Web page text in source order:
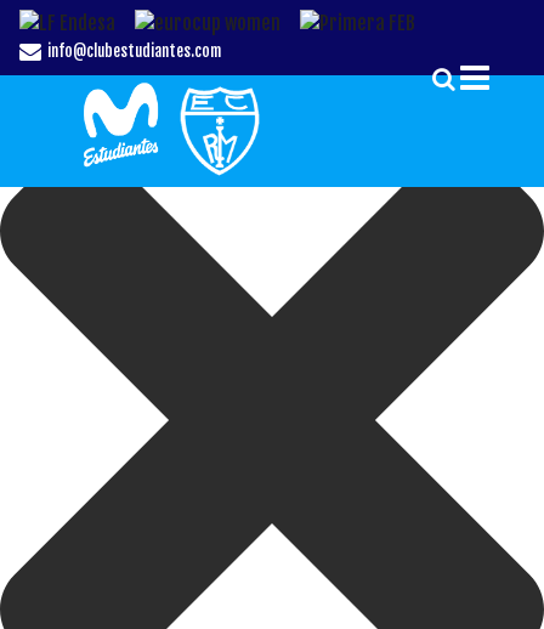
Gestionar el Consentimiento de las Cookies
info@clubestudiantes.com